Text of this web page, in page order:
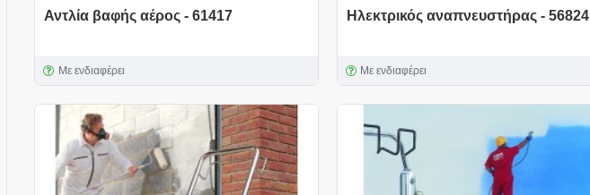
Αντλία βαφής αέρος - 61417
Με ενδιαφέρει
Ηλεκτρικός αναπνευστήρας - 56824
Με ενδιαφέρει